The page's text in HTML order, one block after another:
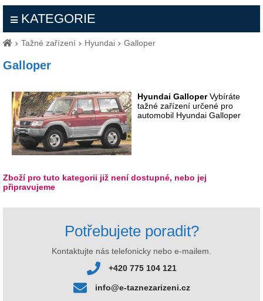
KATEGORIE
Tažné zařízení Hyundai Galloper
Galloper
Hyundai GalloperVybíráte
tažné zařízení určené pro
automobil Hyundai Galloper
Zboží pro tuto kategorii již není dostupné, nebo jej
připravujeme
Potřebujete poradit?
Kontaktujte nás telefonicky nebo e-mailem.
+420 775 104 121
info@e-taznezarizeni.cz